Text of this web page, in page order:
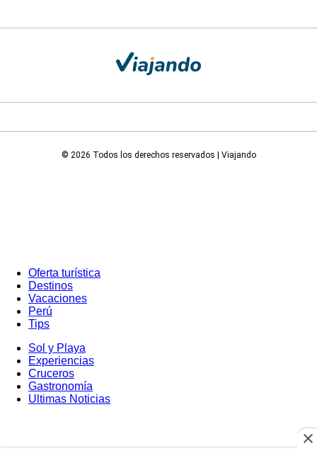
© 2026 Todos los derechos reservados | Viajando
Oferta turística
Destinos
Vacaciones
Perú
Tips
Sol y Playa
Experiencias
Cruceros
Gastronomía
Ultimas Noticias